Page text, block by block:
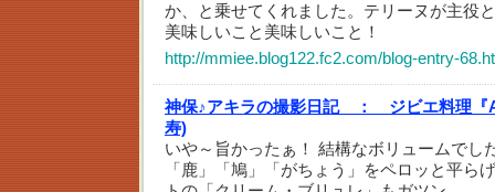
か、と乗せてくれました。テリーヌが主役
美味しいこと美味しいこと！
http://mmiee.blog122.fc2.com/blog-entry-
神保♪アキラの撮影日記 ：
ジビエ料理『
寿)
いや～旨かったぁ！ 結構なボリュームでし
「鹿」「鳩」「がちょう」をペロッと平ら